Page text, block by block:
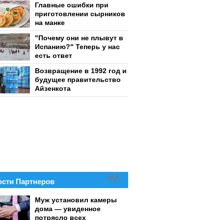
Главные ошибки при
приготовлении сырников
на манке
"Почему они не плывут в
Испанию?" Теперь у нас
есть ответ
Возвращение в 1992 год и
будущее правительство
Айзенкота